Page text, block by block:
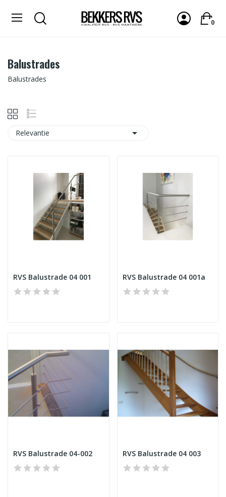
0
Balustrades
Balustrades
Relevantie 
RVS Balustrade 04 001 RVS Balustrade 04 001a
RVS Balustrade 04-002 RVS Balustrade 04 003